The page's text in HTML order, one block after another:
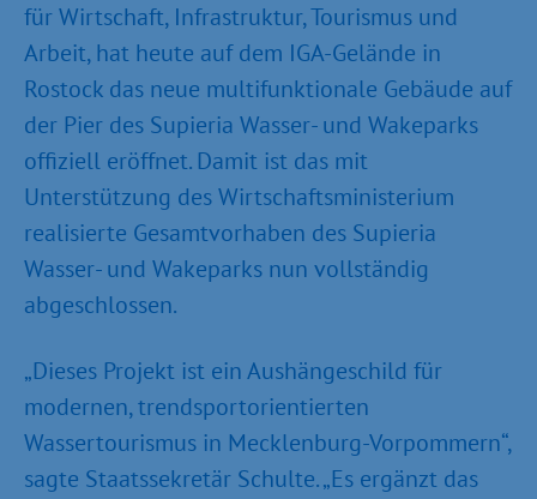
für Wirtschaft, Infrastruktur, Tourismus und
Arbeit, hat heute auf dem IGA-Gelände in
Rostock das neue multifunktionale Gebäude auf
der Pier des Supieria Wasser- und Wakeparks
offiziell er­öffnet. Damit ist das mit
Unterstützung des Wirtschafts­ministerium
realisierte Gesamtvorhaben des Supieria
Wasser- und Wakeparks nun vollständig
abgeschlossen.
„Dieses Projekt ist ein Aushängeschild für
modernen, trend­sportorientierten
Wassertourismus in Mecklenburg-Vorpom­mern“,
sagte Staatssekretär Schulte. „Es ergänzt das